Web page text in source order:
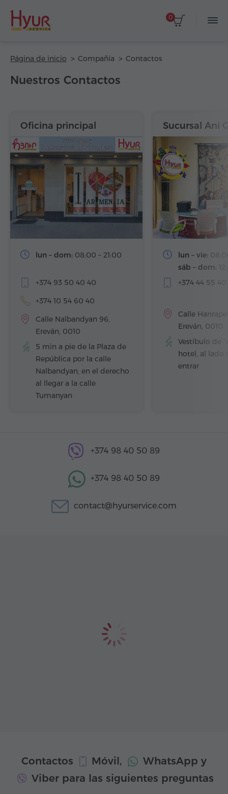
0
Página de inicio Compañía Contactos
Nuestros Contactos
Oficina principal
lun – dom: 08:00 – 21:00
+374 93 50 40 40
+374 10 54 60 40
Calle Nalbandyan 96,
Ereván, 0010
5 min a pie de la Plaza de
República por la calle
Nalbandyan, en el derecho
al llegar a la calle
Tumanyan
Sucursal Ani
lun – vie:
sáb – dom:
+374 44 55
Calle
Ereván, 0010
Vestíbulo de
hotel, al lado
entrar
+374 98 40 50 89
+374 98 40 50 89
contact@hyurservice.com
Contactos Móvil, WhatsApp y
Viber para las siguientes preguntas